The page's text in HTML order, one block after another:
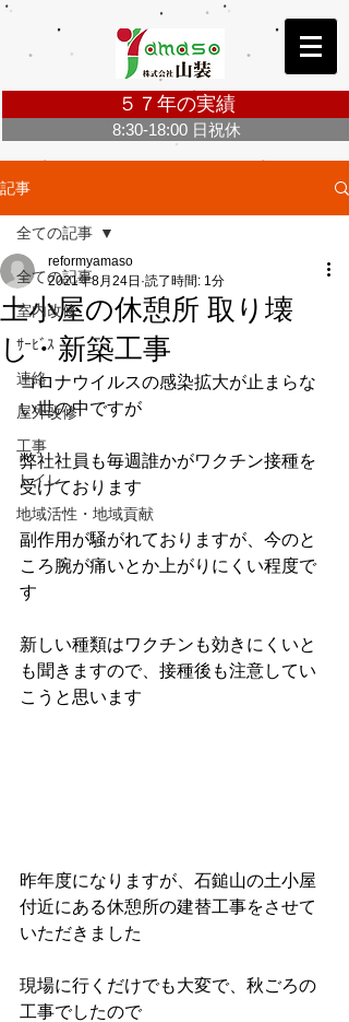
５７年の実績
8:30-18:00 日祝休
記事
全ての記事
室内改修
ｻｰﾋﾞｽ
連絡
屋外改修
工事
トイレ
地域活性・地域貢献
全ての記事
土小屋の休憩所 取り壊
し・新築工事
reformyamaso
2021年8月24日 読了時間: 1分
コロナウイルスの感染拡大が止まらな
い世の中ですが
弊社社員も毎週誰かがワクチン接種を
受けております
副作用が騒がれておりますが、今のと
ころ腕が痛いとか上がりにくい程度で
す
新しい種類はワクチンも効きにくいと
も聞きますので、接種後も注意してい
こうと思います
昨年度になりますが、石鎚山の土小屋
付近にある休憩所の建替工事をさせて
いただきました
現場に行くだけでも大変で、秋ごろの
工事でしたので